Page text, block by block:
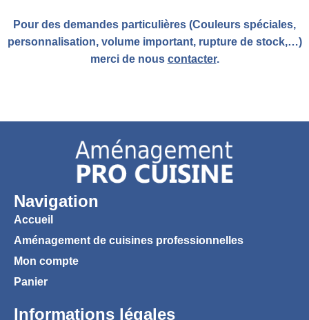
Pour des demandes particulières (Couleurs spéciales,
personnalisation, volume important, rupture de stock,…)
merci de nous contacter.
Navigation
Accueil
Aménagement de cuisines professionnelles
Mon compte
Panier
Informations légales